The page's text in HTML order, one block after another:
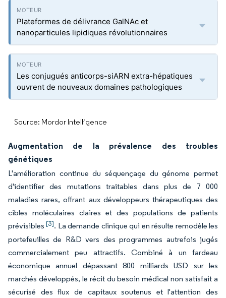
Plateformes de délivrance GalNAc et
nanoparticules lipidiques révolutionnaires
Les conjugués anticorps-siARN extra-hépatiques
ouvrent de nouveaux domaines pathologiques
Source: Mordor Intelligence
Augmentation de la prévalence des troubles
génétiques
L'amélioration continue du séquençage du génome permet
d'identifier des mutations traitables dans plus de 7 000
maladies rares, offrant aux développeurs thérapeutiques des
cibles moléculaires claires et des populations de patients
prévisibles[3]. La demande clinique qui en résulte remodèle les
portefeuilles de R&D vers des programmes autrefois jugés
commercialement peu attractifs. Combiné à un fardeau
économique annuel dépassant 800 milliards USD sur les
marchés développés, le récit du besoin médical non satisfait a
sécurisé des flux de capitaux soutenus et l'attention des